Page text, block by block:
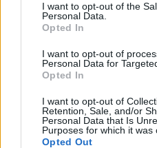
I want to opt-out of the
Personal Data.
Opted In
I want to opt-out of
Personal Data for
Opted In
I want to opt-out of
Retention, Sale, and/or
Personal Data that Is
Purposes for which it was
Opted Out
υπουργείο Οικογένειας
αφού είχε συζητηθεί για
Μιχαηλίδου. Τη Ζαχαράκη
κυβερνητικό εκπρόσωπο
τελικά επελέγη ο Παύλος
πήγε υφυπουργός
Χηρεύει η θέση του